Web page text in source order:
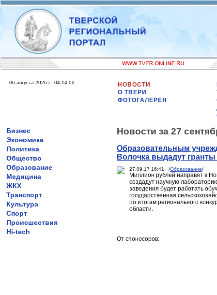
06 августа 2026 г., 04:14:02
НОВОСТИ
О ТВЕРИ
ФОТОГАЛЕРЕЯ
Бизнес
Экономика
Политика
Общество
Образование
Медицина
ЖКХ
Транспорт
Культура
Спорт
Происшествия
Hi-tech
Новости за 27
Образовательным
Волочка выдадут
27.09.17 16:41 /Образование/
Миллион рублей направят в
создадут научную
заведения будет работать
государственная
по итогам регионального
области.
От споносоров: